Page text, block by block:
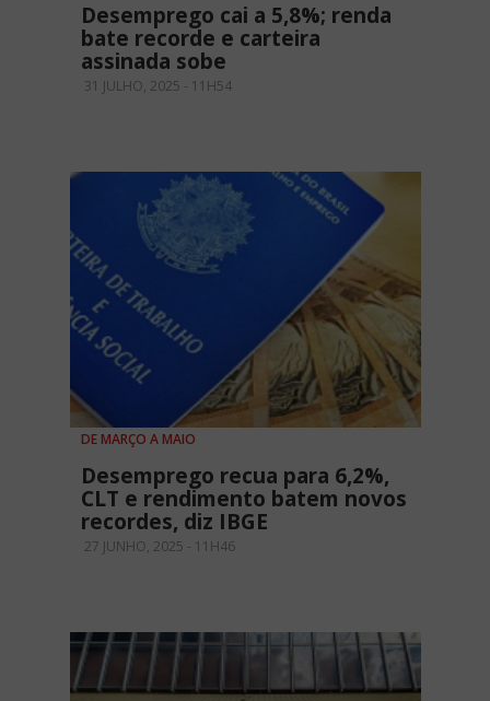
Desemprego cai a 5,8%; renda
bate recorde e carteira
assinada sobe
31 JULHO, 2025 - 11H54
DE MARÇO A MAIO
Desemprego recua para 6,2%,
CLT e rendimento batem novos
recordes, diz IBGE
27 JUNHO, 2025 - 11H46